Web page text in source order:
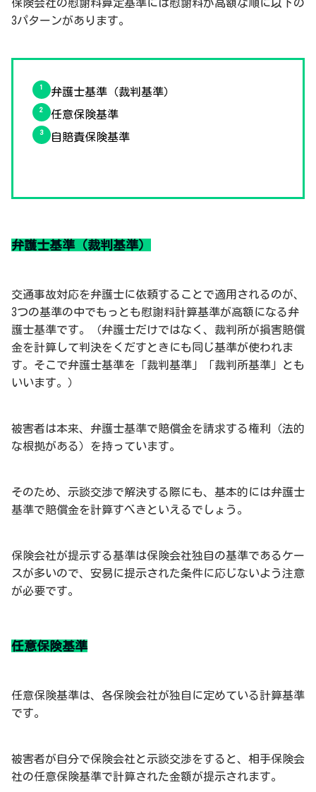
保険会社の慰謝料算定基準には慰謝料が高額な順に以下の
3パターンがあります。
弁護士基準（裁判基準）
任意保険基準
自賠責保険基準
弁護士基準（裁判基準）
交通事故対応を弁護士に依頼することで適用されるのが、
3つの基準の中でもっとも慰謝料計算基準が高額になる弁
護士基準です。（弁護士だけではなく、裁判所が損害賠償
金を計算して判決をくだすときにも同じ基準が使われま
す。そこで弁護士基準を「裁判基準」「裁判所基準」とも
いいます。）
被害者は本来、弁護士基準で賠償金を請求する権利（法的
な根拠がある）を持っています。
そのため、示談交渉で解決する際にも、基本的には弁護士
基準で賠償金を計算すべきといえるでしょう。
保険会社が提示する基準は保険会社独自の基準であるケー
スが多いので、安易に提示された条件に応じないよう注意
が必要です。
任意保険基準
任意保険基準は、各保険会社が独自に定めている計算基準
です。
被害者が自分で保険会社と示談交渉をすると、相手保険会
社の任意保険基準で計算された金額が提示されます。